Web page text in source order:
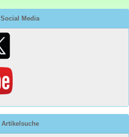
Social Media
Artikelsuche